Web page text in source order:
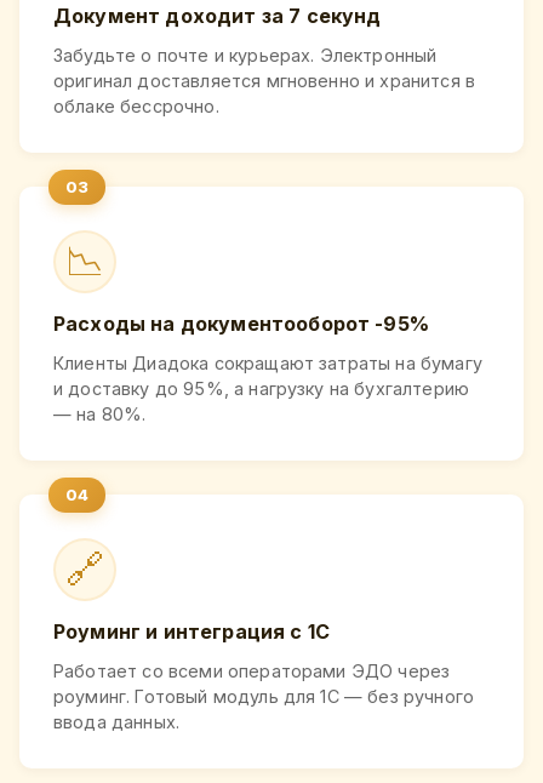
Документ доходит за 7 секунд
Забудьте о почте и курьерах. Электронный
оригинал доставляется мгновенно и хранится в
облаке бессрочно.
📉
Расходы на документооборот -95%
Клиенты Диадока сокращают затраты на бумагу
и доставку до 95%, а нагрузку на бухгалтерию
— на 80%.
🔗
Роуминг и интеграция с 1С
Работает со всеми операторами ЭДО через
роуминг. Готовый модуль для 1С — без ручного
ввода данных.